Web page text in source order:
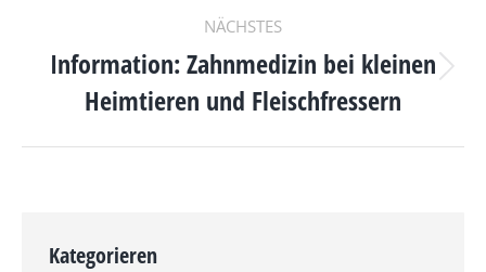
NÄCHSTES
Nächster
Beitrag:
Information: Zahnmedizin bei kleinen
Heimtieren und Fleischfressern
Kategorieren